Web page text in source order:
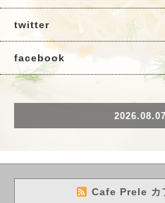
twitter
facebook
Cafe Prele カ